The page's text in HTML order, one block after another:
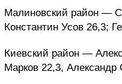
Малиновский район —
Константин Усов 26,3;
Киевский район —
Марков 22,3, Александр